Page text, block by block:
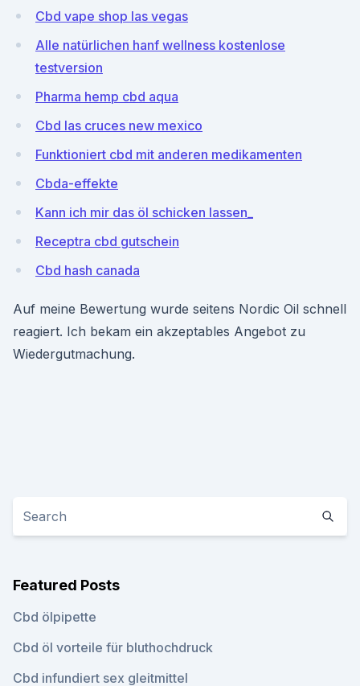
Cbd vape shop las vegas
Alle natürlichen hanf wellness kostenlose
testversion
Pharma hemp cbd aqua
Cbd las cruces new mexico
Funktioniert cbd mit anderen medikamenten
Cbda-effekte
Kann ich mir das öl schicken lassen_
Receptra cbd gutschein
Cbd hash canada
Auf meine Bewertung wurde seitens Nordic Oil schnell
reagiert. Ich bekam ein akzeptables Angebot zu
Wiedergutmachung.
Featured Posts
Cbd ölpipette
Cbd öl vorteile für bluthochdruck
Cbd infundiert sex gleitmittel